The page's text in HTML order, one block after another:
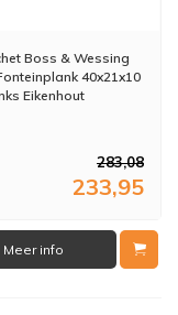
Boss & Wessing
40x21x10
Eikenhout
283,08
233,95
Meer info